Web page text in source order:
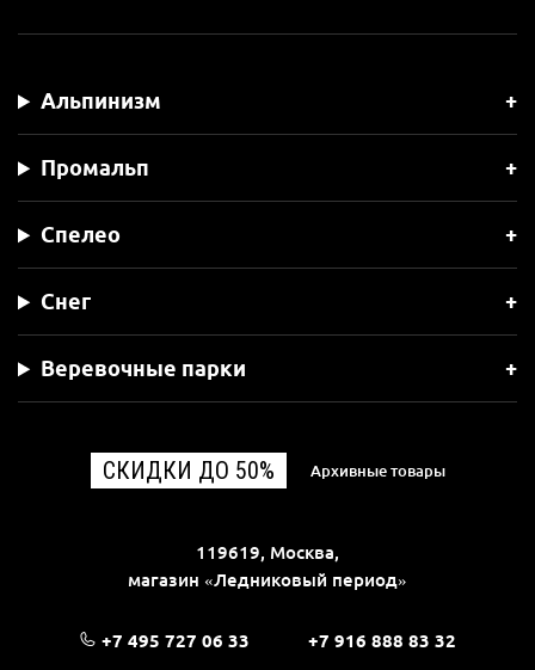
Альпинизм
Промальп
Спелео
Снег
Веревочные парки
СКИДКИ ДО 50% Архивные товары
119619, Москва,
магазин «Ледниковый период»
+7 495 727 06 33 +7 916 888 83 32